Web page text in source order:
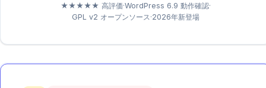
★★★★★ 高評価·WordPress 6.9 動作確認·
GPL v2 オープンソース·2026年新登場